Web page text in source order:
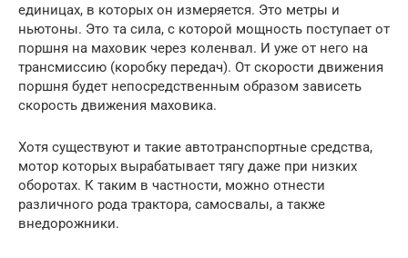
единицах, в которых он измеряется. Это метры и
ньютоны. Это та сила, с которой мощность поступает от
поршня на маховик через коленвал. И уже от него на
трансмиссию (коробку передач). От скорости движения
поршня будет непосредственным образом зависеть
скорость движения маховика.
Хотя существуют и такие автотранспортные средства,
мотор которых вырабатывает тягу даже при низких
оборотах. К таким в частности, можно отнести
различного рода трактора, самосвалы, а также
внедорожники.